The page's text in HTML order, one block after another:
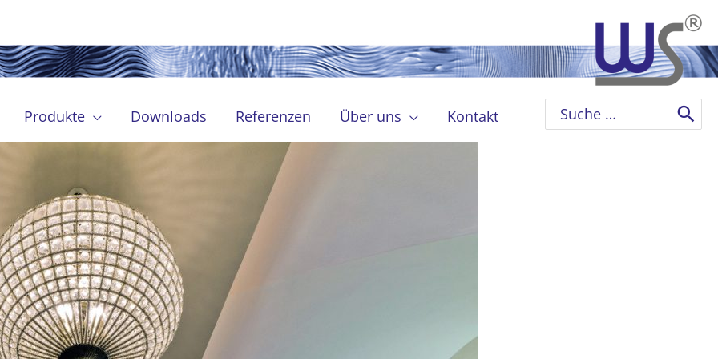
Produkte Downloads Referenzen Über uns Kontakt
Search
for: